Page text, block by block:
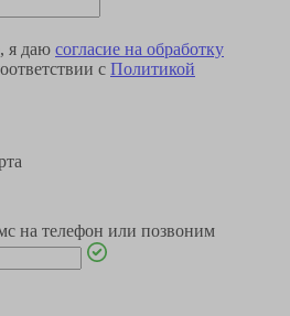
я даю согласие на обработку
с Политикой
на телефон или позвоним